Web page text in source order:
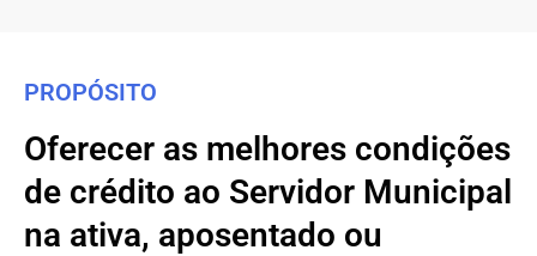
PROPÓSITO
Oferecer as melhores condições
de crédito ao Servidor Municipal
na ativa, aposentado ou